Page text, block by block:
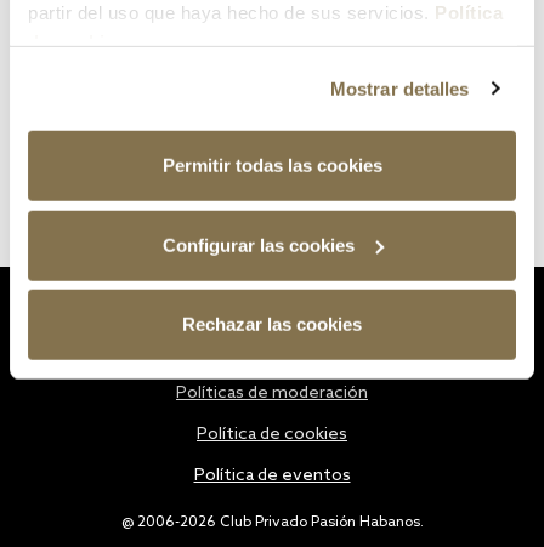
partir del uso que haya hecho de sus servicios. Política
Mostrar detalles
Permitir todas las cookies
Configurar las cookies
Rechazar las cookies
@ 2006-2026 Club Privado Pasión Habanos.
Políticas de moderación
Política de cookies
Política de eventos